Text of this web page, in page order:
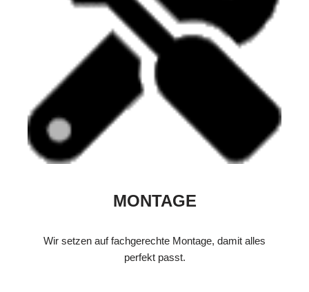
MONTAGE
Wir setzen auf fachgerechte Montage, damit alles
perfekt passt.